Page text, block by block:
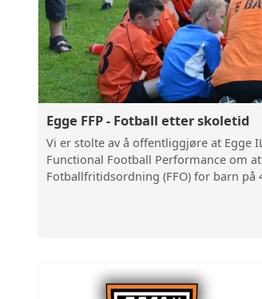
UTLEIE
Egge FFP - Fotball etter skoletid
Vi er stolte av å offentliggjøre at Egge
Functional Football Performance om
Fotballfritidsordning (FFO) for barn på